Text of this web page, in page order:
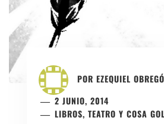
POR EZEQUIEL
2 JUNIO, 2014
LIBROS, TEATRO Y COSA